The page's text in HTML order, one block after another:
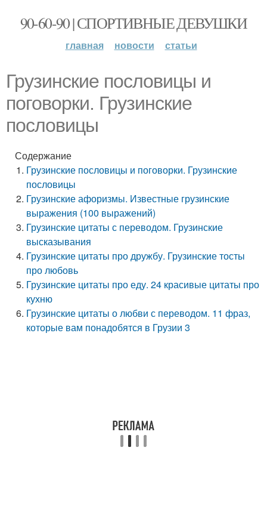
90-60-90 | СПОРТИВНЫЕ ДЕВУШКИ
главная новости статьи
Грузинские пословицы и
поговорки. Грузинские
пословицы
Содержание
Грузинские пословицы и поговорки. Грузинские
пословицы
Грузинские афоризмы. Известные грузинские
выражения (100 выражений)
Грузинские цитаты с переводом. Грузинские
высказывания
Грузинские цитаты про дружбу. Грузинские тосты
про любовь
Грузинские цитаты про еду. 24 красивые цитаты про
кухню
Грузинские цитаты о любви с переводом. 11 фраз,
которые вам понадобятся в Грузии 3